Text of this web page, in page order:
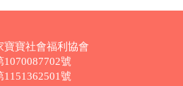
寶寶社會福利協會
號
號